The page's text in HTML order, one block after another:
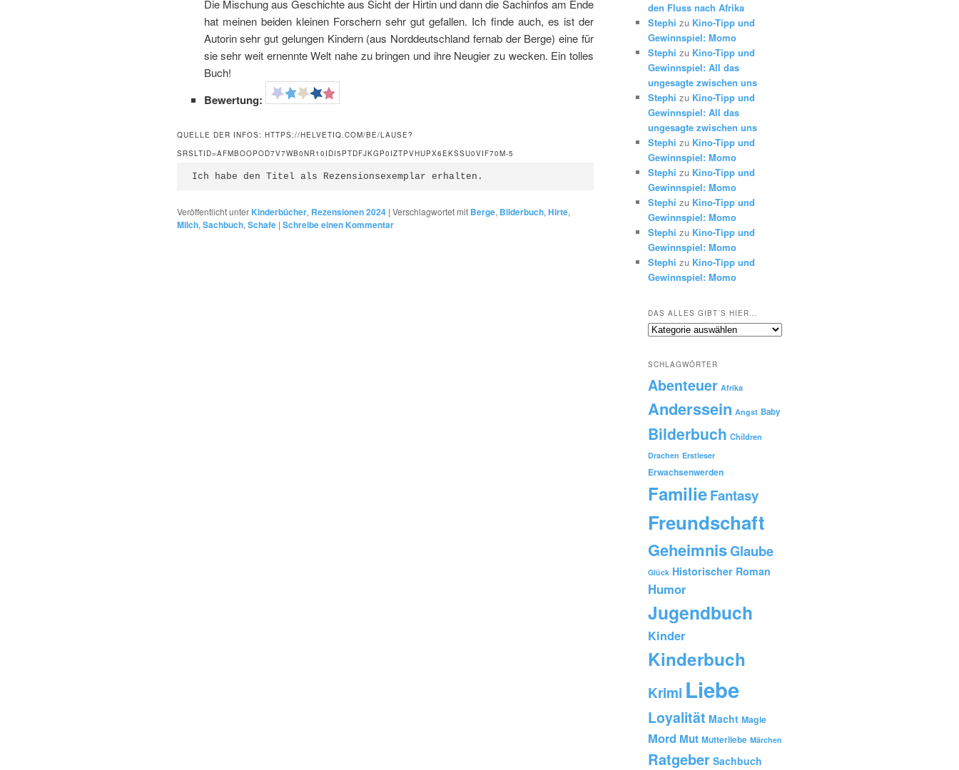
Die Mischung aus Geschichte aus Sicht der Hirtin und dann die Sachinfos am Ende
hat meinen beiden kleinen Forschern sehr gut gefallen. Ich finde auch, es ist der
Autorin sehr gut gelungen Kindern (aus Norddeutschland fernab der Berge) eine für
sie sehr weit ernennte Welt nahe zu bringen und ihre Neugier zu wecken. Ein tolles
Buch!
Bewertung:
QUELLE DER INFOS: HTTPS://HELVETIQ.COM/BE/LAUSE?
SRSLTID=AFMBOOPOD7V7WB0NR10IDI5PTDFJKGP0IZTPVHUPX6EKSSU0VIF70M-5
Ich habe den Titel als Rezensionsexemplar erhalten.
Veröffentlicht unter Kinderbücher, Rezensionen 2024 | Verschlagwortet mit Berge, Bilderbuch, Hirte,
Milch, Sachbuch, Schafe | Schreibe einen Kommentar
den Fluss nach Afrika
Stephi zu Kino-Tipp und
Gewinnspiel: Momo
Stephi zu Kino-Tipp und
Gewinnspiel: All das
ungesagte zwischen uns
Stephi zu Kino-Tipp und
Gewinnspiel: All das
ungesagte zwischen uns
Stephi zu Kino-Tipp und
Gewinnspiel: Momo
Stephi zu Kino-Tipp und
Gewinnspiel: Momo
Stephi zu Kino-Tipp und
Gewinnspiel: Momo
Stephi zu Kino-Tipp und
Gewinnspiel: Momo
Stephi zu Kino-Tipp und
Gewinnspiel: Momo
DAS ALLES GIBT´S HIER…
Das
´s
hier…
SCHLAGWÖRTER
Abenteuer Afrika
Anderssein Angst Baby
Bilderbuch Children
Drachen Erstleser
Erwachsenwerden
FamilieFantasy
Freundschaft
GeheimnisGlaube
Glück Historischer Roman
Humor
Jugendbuch
Kinder
Kinderbuch
Krimi Liebe
Loyalität Macht Magie
Mord Mut Mutterliebe Märchen
Ratgeber Sachbuch